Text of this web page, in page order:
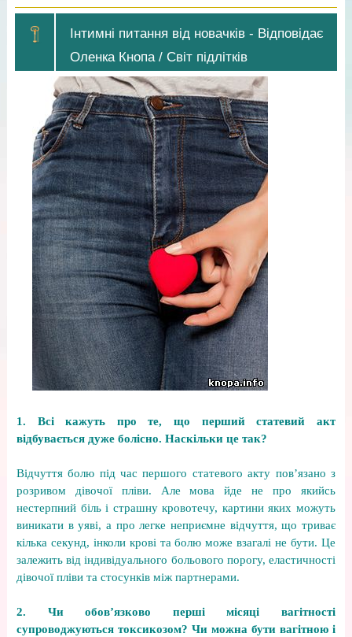
Інтимні питання від новачків - Відповідає
Оленка Кнопа / Світ підлітків
1. Всі кажуть про те, що перший статевий акт
відбувається дуже болісно. Наскільки це так?
Відчуття болю під час першого статевого акту пов’язано з
розривом дівочої пліви. Але мова йде не про якийсь
нестерпний біль і страшну кровотечу, картини яких можуть
виникати в уяві, а про легке неприємне відчуття, що триває
кілька секунд, інколи крові та болю може взагалі не бути. Це
залежить від індивідуального больового порогу, еластичності
дівочої пліви та стосунків між партнерами.
2. Чи обов’язково перші місяці вагітності
супроводжуються токсикозом? Чи можна бути вагітною і